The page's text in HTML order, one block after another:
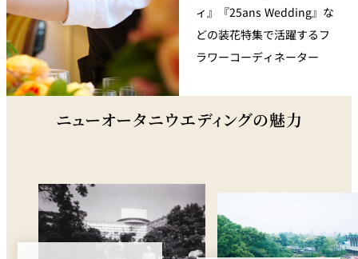
ィ』『25ans Wedding』な
どの装花特集で活躍するフ
ラワーコーディネーター
ニューオータニウエディングの魅力